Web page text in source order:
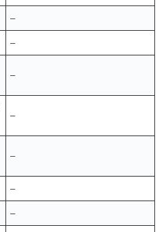
–
–
–
–
–
–
–